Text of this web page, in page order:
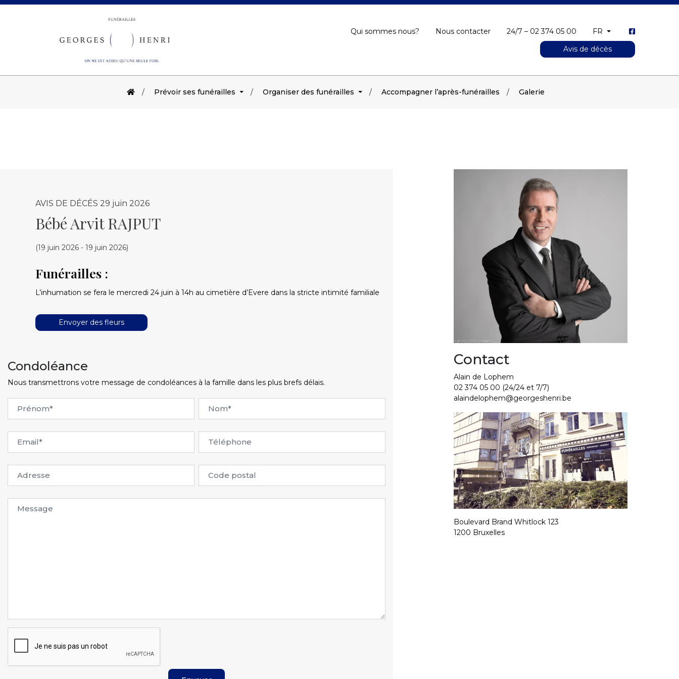
Qui sommes nous? Nous contacter 24/7 – 02 374 05 00
FR
Avis de décès
Prévoir ses funérailles Organiser des funérailles Accompagner l’après-funérailles Galerie
AVIS DE DÉCÉS 29 juin 2026
Bébé Arvit RAJPUT
(19 juin 2026 - 19 juin 2026)
Funérailles :
L’inhumation se fera le mercredi 24 juin à 14h au cimetière d’Evere dans la stricte intimité familiale
Envoyer des fleurs
Condoléance
Nous transmettrons votre message de condoléances à la famille dans les plus brefs délais.
Contact
Alain de Lophem
02 374 05 00 (24/24 et 7/7)
alaindelophem@georgeshenri.be
Boulevard Brand Whitlock 123
1200 Bruxelles